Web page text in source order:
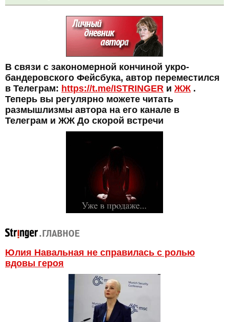
В связи с закономерной кончиной укро-
бандеровского Фейсбука, автор переместился
в Телеграм: https://t.me/ISTRINGER и ЖЖ.
Теперь вы регулярно можете читать
размышлизмы автора на его канале в
Телеграм и ЖЖ До скорой встречи
Юлия Навальная не справилась с ролью
вдовы героя